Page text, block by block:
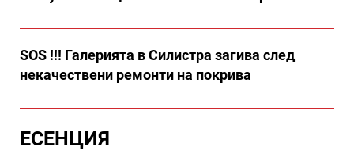
SOS !!! Галерията в Силистра загива след
некачествени ремонти на покрива
ЕСЕНЦИЯ